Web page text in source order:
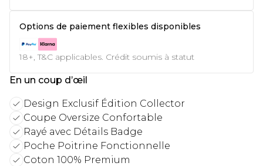
Options de paiement flexibles disponibles
18+, T&C applicables. Crédit soumis à statut
En un coup d’œil
Design Exclusif Édition Collector
Coupe Oversize Confortable
Rayé avec Détails Badge
Poche Poitrine Fonctionnelle
Coton 100% Premium